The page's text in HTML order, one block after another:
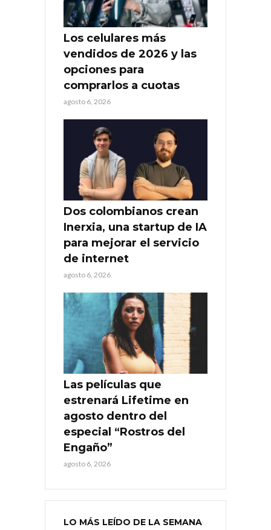
Los celulares más
vendidos de 2026 y las
opciones para
comprarlos a cuotas
agosto 6, 2026
Dos colombianos crean
Inerxia, una startup de IA
para mejorar el servicio
de internet
agosto 6, 2026
Las películas que
estrenará Lifetime en
agosto dentro del
especial “Rostros del
Engaño”
agosto 6, 2026
LO MÁS LEÍDO DE LA SEMANA